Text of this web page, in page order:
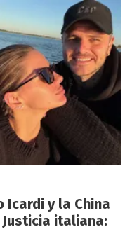
Icardi y la China
italiana: